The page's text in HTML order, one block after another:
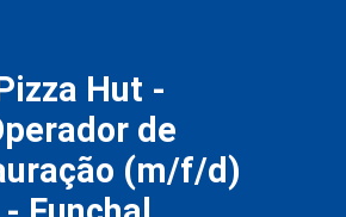
Hut -
de
(m/f/d)